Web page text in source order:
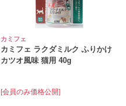
カミフェ
カミフェ ラクダミルク ふりかけ
カツオ風味 猫用 40g
[会員のみ価格公開]